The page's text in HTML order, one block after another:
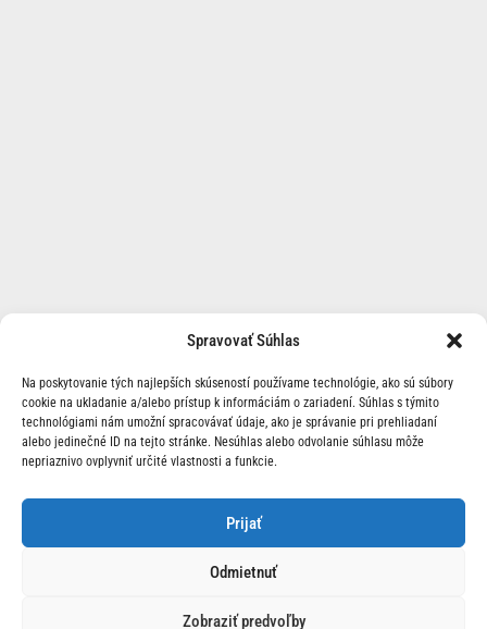
Spravovať Súhlas
Na poskytovanie tých najlepších skúseností používame technológie, ako sú súbory
cookie na ukladanie a/alebo prístup k informáciám o zariadení. Súhlas s týmito
technológiami nám umožní spracovávať údaje, ako je správanie pri prehliadaní
alebo jedinečné ID na tejto stránke. Nesúhlas alebo odvolanie súhlasu môže
nepriaznivo ovplyvniť určité vlastnosti a funkcie.
Prijať
Odmietnuť
Zobraziť predvoľby
O Nás | Kontakt